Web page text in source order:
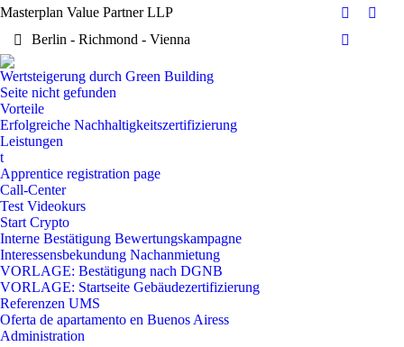
Masterplan Value Partner LLP
Berlin - Richmond - Vienna
Facebook
page
X
Dribbble
Wertsteigerung durch Green Building
Seite nicht gefunden
Vorteile
Erfolgreiche Nachhaltigkeitszertifizierung
Leistungen
t
Apprentice registration page
Call-Center
Test Videokurs
Start Crypto
Interne Bestätigung Bewertungskampagne
Interessensbekundung Nachanmietung
VORLAGE: Bestätigung nach DGNB
VORLAGE: Startseite Gebäudezertifizierung
Referenzen UMS
Oferta de apartamento en Buenos Airess
Administration